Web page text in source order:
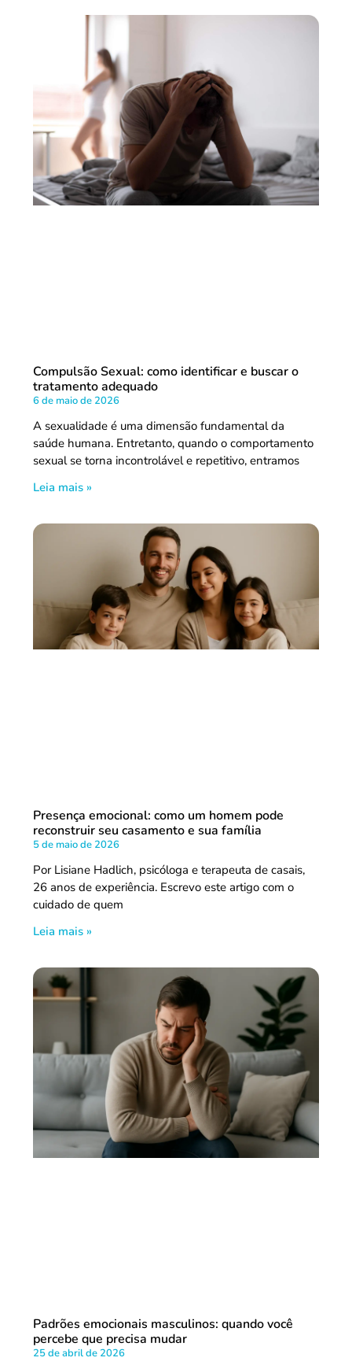
Compulsão Sexual: como identificar e buscar o
tratamento adequado
6 de maio de 2026
A sexualidade é uma dimensão fundamental da
saúde humana. Entretanto, quando o comportamento
sexual se torna incontrolável e repetitivo, entramos
Leia mais »
Presença emocional: como um homem pode
reconstruir seu casamento e sua família
5 de maio de 2026
Por Lisiane Hadlich, psicóloga e terapeuta de casais,
26 anos de experiência. Escrevo este artigo com o
cuidado de quem
Leia mais »
Padrões emocionais masculinos: quando você
percebe que precisa mudar
25 de abril de 2026